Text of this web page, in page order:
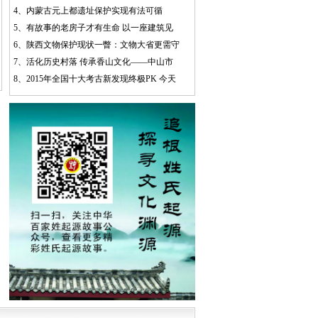
4、 内蒙古元上都遗址保护实现有法可循
5、 有故事的老房子才有生命 以一座建筑见
6、 陕西文物保护现状一瞥：文物大省更需守
7、 活化历史村落 传承香山文化——中山市
8、 2015年全国十大考古新发现终极PK 今天